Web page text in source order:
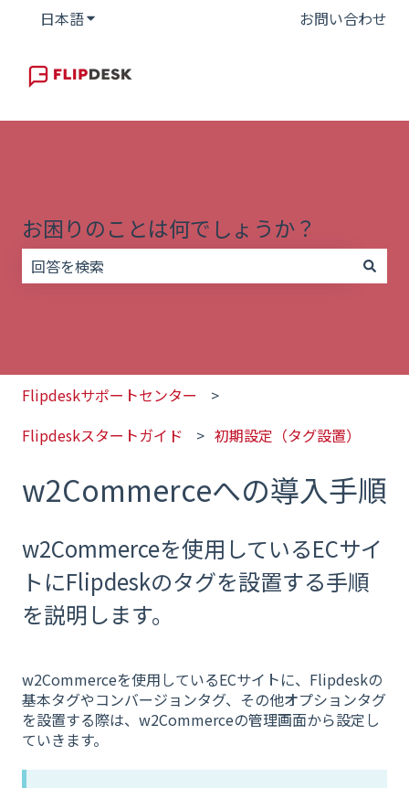
日本語翻訳のサブメニューを表示 お問い合わせ
お困りのことは何でしょうか？
Flipdeskサポートセンター
Flipdeskスタートガイド
初期設定（タグ設置）
w2Commerceへの導入手順
w2Commerceを使用しているECサイ
トにFlipdeskのタグを設置する手順
を説明します。
w2Commerceを使用しているECサイトに、Flipdeskの
基本タグやコンバージョンタグ、その他オプションタグ
を設置する際は、w2Commerceの管理画面から設定し
ていきます。